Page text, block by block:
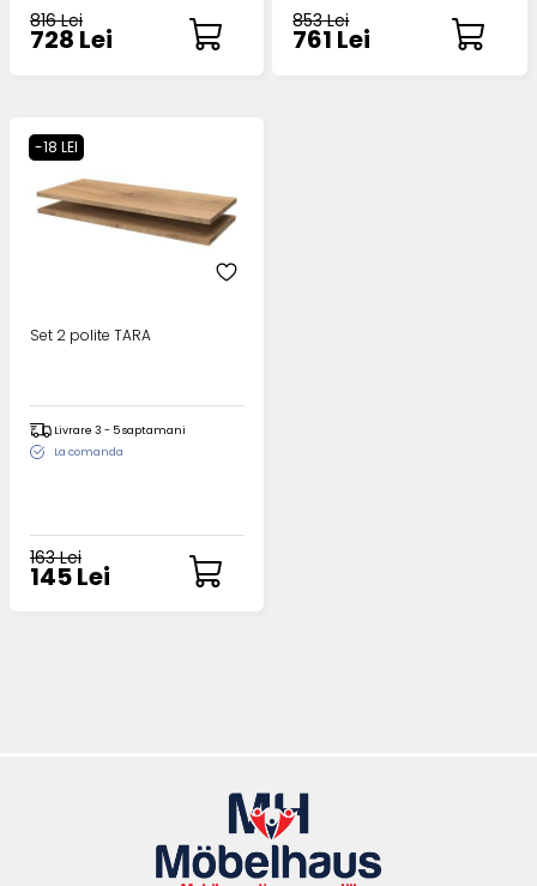
816 Lei
728 Lei
853 Lei
761 Lei
-18 LEI
Set 2 polite TARA
Livrare 3 - 5 saptamani
La comanda
163 Lei
145 Lei